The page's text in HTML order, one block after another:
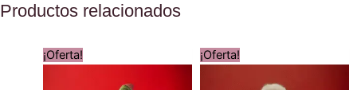
Productos relacionados
¡Oferta! ¡Oferta!